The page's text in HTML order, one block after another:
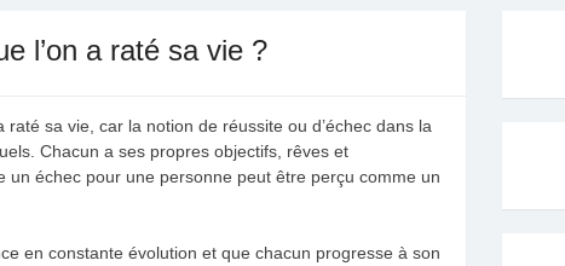
l’on a raté sa vie ?
raté sa vie, car la notion de réussite ou d’échec dans la
Chacun a ses propres objectifs, rêves et
échec pour une personne peut être perçu comme un
en constante évolution et que chacun progresse à son